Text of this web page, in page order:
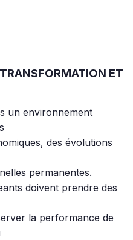
ET
un environnement
des évolutions
permanentes.
doivent prendre des
la performance de